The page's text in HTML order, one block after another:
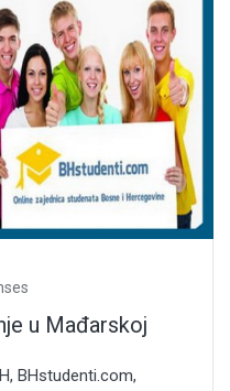
u Mađarskoj
BHstudenti.com,